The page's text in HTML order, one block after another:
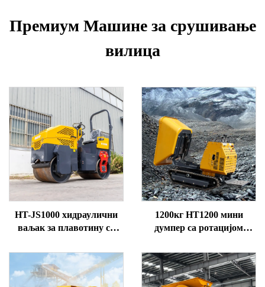
Премиум Машине за срушивање
вилица
HT-JS1000 хидраулични
ваљак за плавотину са
капацитета 1 тон
1200кг HT1200 мини
думпер са ротацијом
20 коњских снага